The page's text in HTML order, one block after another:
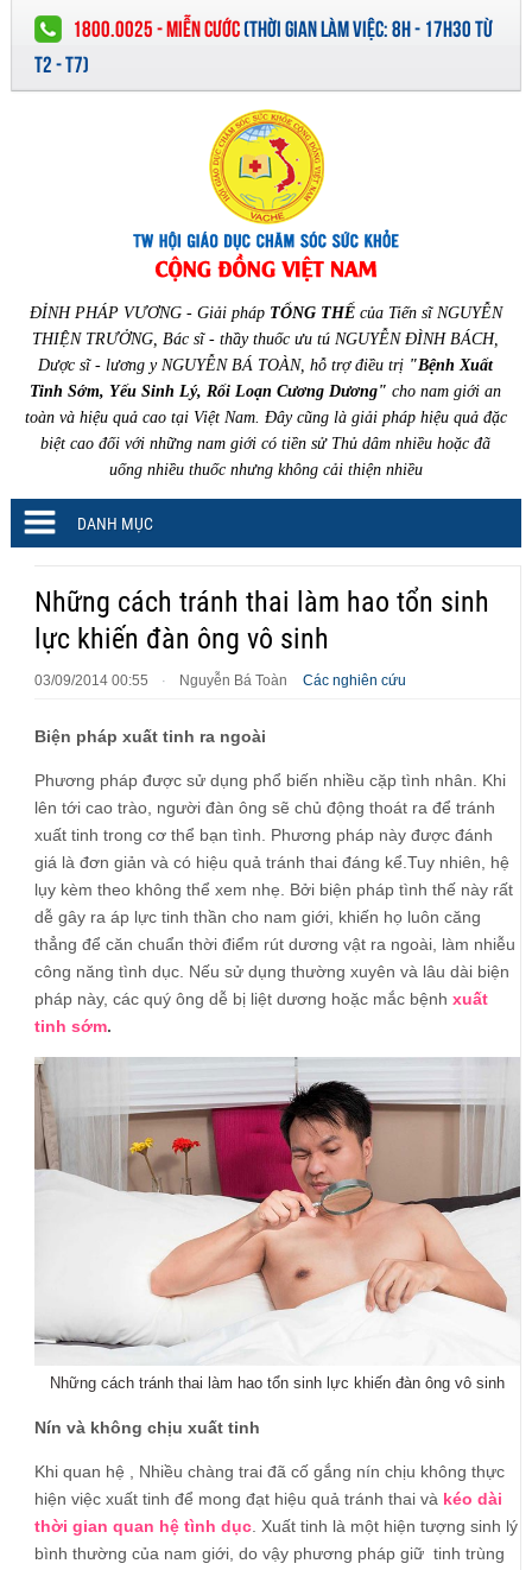
1800.0025 - MIỄN CƯỚC(THỜI GIAN LÀM VIỆC:8H - 17H30 TỪ
T2 - T7)
ĐỈNH PHÁP VƯƠNG - Giải pháp TỔNG THỂcủa Tiến sĩ NGUYỄN
THIỆN TRƯỞNG, Bác sĩ - thầy thuốc ưu tú NGUYỄN ĐÌNH BÁCH,
Dược sĩ - lương y NGUYỄN BÁ TOÀN, hỗ trợ điều trị "Bệnh Xuất
Tinh Sớm, Yếu Sinh Lý, Rối Loạn Cương Dương" cho nam giới an
toàn và hiệu quả cao tại Việt Nam. Đây cũng là giải pháp hiệu quả đặc
biệt cao đối với những nam giới có tiền sử Thủ dâm nhiều hoặc đã
uống nhiều thuốc nhưng không cải thiện nhiều
DANH MỤC
Những cách tránh thai làm hao tổn sinh
lực khiến đàn ông vô sinh
03/09/2014 00:55 · Nguyễn Bá Toàn Các nghiên cứu
Biện pháp xuất tinh ra ngoài
Phương pháp được sử dụng phổ biến nhiều cặp tình nhân. Khi
lên tới cao trào, người đàn ông sẽ chủ động thoát ra để tránh
xuất tinh trong cơ thể bạn tình. Phương pháp này được đánh
giá là đơn giản và có hiệu quả tránh thai đáng kể.Tuy nhiên, hệ
lụy kèm theo không thể xem nhẹ. Bởi biện pháp tình thế này rất
dễ gây ra áp lực tinh thần cho nam giới, khiến họ luôn căng
thẳng để căn chuẩn thời điểm rút dương vật ra ngoài, làm nhiễu
công năng tình dục. Nếu sử dụng thường xuyên và lâu dài biện
pháp này, các quý ông dễ bị liệt dương hoặc mắc bệnhxuất
tinh sớm.
Những cách tránh thai làm hao tổn sinh lực khiến đàn ông vô sinh
Nín và không chịu xuất tinh
Khi quan hệ , Nhiều chàng trai đã cố gắng nín chịu không thực
hiện việc xuất tinh để mong đạt hiệu quả tránh thai và kéo dài
thời gian quan hệ tình dục . Xuất tinh là một hiện tượng sinh lý
bình thường của nam giới, do vậy phương pháp giữ tinh trùng